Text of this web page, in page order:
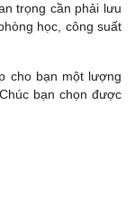
trọng cần phải lưu
học, công suất
cho bạn một lượng
bạn chọn được